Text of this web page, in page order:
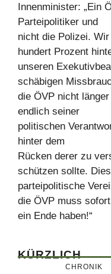
Innenminister: „Ein
Parteipolitiker und
nicht die Polizei.
hundert Prozent
unseren
schäbigen
die ÖVP nicht
endlich seiner
politischen
hinter dem
Rücken derer zu
schützen sollte.
parteipolitische
die ÖVP muss sofort
ein Ende haben!“
KÜRZLICH
CHRONIK